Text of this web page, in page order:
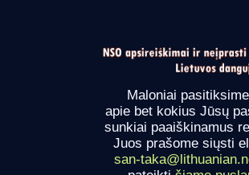
Maloniai
apie bet kokius Jūsų
sunkiai paaiškinamus
Juos prašome siųsti
san-